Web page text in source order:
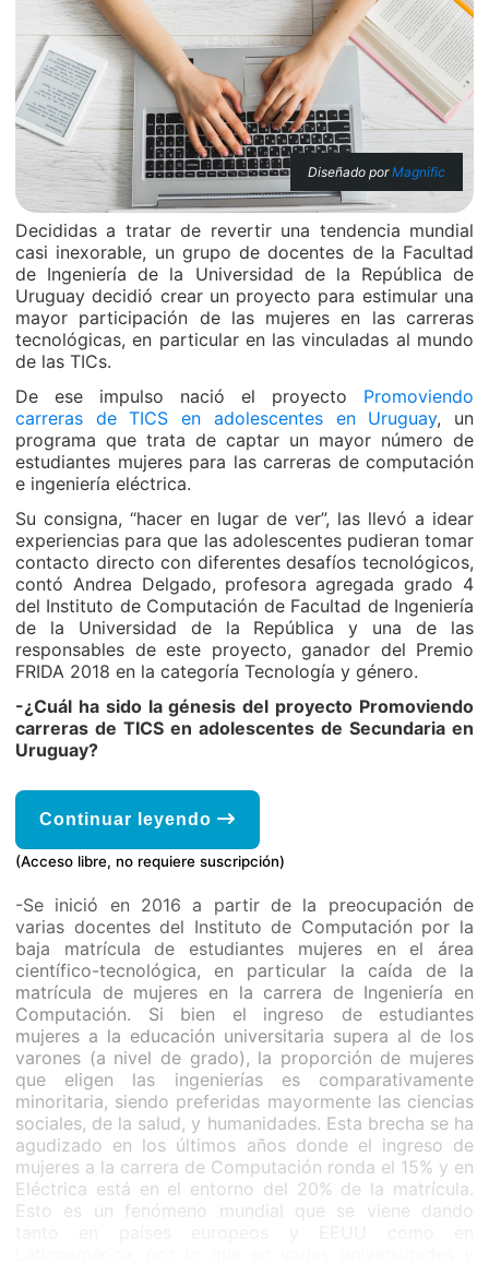
Diseñado porMagnific
Decididas a tratar de revertir una tendencia mundial
casi inexorable, un grupo de docentes de la Facultad
de Ingeniería de la Universidad de la República de
Uruguay decidió crear un proyecto para estimular una
mayor participación de las mujeres en las carreras
tecnológicas, en particular en las vinculadas al mundo
de las TICs.
De ese impulso nació el proyecto Promoviendo
carreras de TICS en adolescentes en Uruguay, un
programa que trata de captar un mayor número de
estudiantes mujeres para las carreras de computación
e ingeniería eléctrica.
Su consigna, “hacer en lugar de ver”, las llevó a idear
experiencias para que las adolescentes pudieran tomar
contacto directo con diferentes desafíos tecnológicos,
contó Andrea Delgado, profesora agregada grado 4
del Instituto de Computación de Facultad de Ingeniería
de la Universidad de la República y una de las
responsables de este proyecto, ganador del Premio
FRIDA 2018 en la categoría Tecnología y género.
-¿Cuál ha sido la génesis del proyecto Promoviendo
carreras de TICS en adolescentes de Secundaria en
Uruguay?
Continuar leyendo
(Acceso libre, no requiere suscripción)
-Se inició en 2016 a partir de la preocupación de
varias docentes del Instituto de Computación por la
baja matrícula de estudiantes mujeres en el área
científico-tecnológica, en particular la caída de la
matrícula de mujeres en la carrera de Ingeniería en
Computación. Si bien el ingreso de estudiantes
mujeres a la educación universitaria supera al de los
varones (a nivel de grado), la proporción de mujeres
que eligen las ingenierías es comparativamente
minoritaria, siendo preferidas mayormente las ciencias
sociales, de la salud, y humanidades. Esta brecha se ha
agudizado en los últimos años donde el ingreso de
mujeres a la carrera de Computación ronda el 15% y en
Eléctrica está en el entorno del 20% de la matrícula.
Esto es un fenómeno mundial que se viene dando